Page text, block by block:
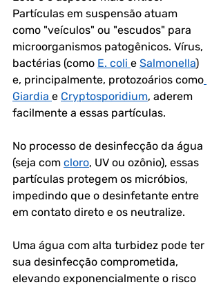
Partículas em suspensão atuam
como "veículos" ou "escudos" para
microorganismos patogênicos. Vírus,
bactérias (como E. coli e Salmonella)
e, principalmente, protozoários como
Giardia e Cryptosporidium, aderem
facilmente a essas partículas.
No processo de desinfecção da água
(seja com cloro, UV ou ozônio), essas
partículas protegem os micróbios,
impedindo que o desinfetante entre
em contato direto e os neutralize.
Uma água com alta turbidez pode ter
sua desinfecção comprometida,
elevando exponencialmente o risco